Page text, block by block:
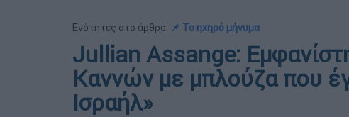
Ενότητες στο άρθρο: 📌 Το ηχηρό μήνυμα
Jullian Assange:
Καννών με μπλούζα που
Ισραήλ»